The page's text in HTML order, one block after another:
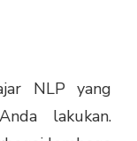
NLP yang
lakukan.